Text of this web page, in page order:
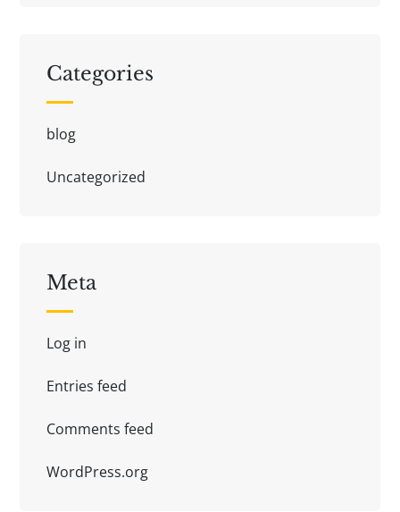
Categories
blog
Uncategorized
Meta
Log in
Entries feed
Comments feed
WordPress.org